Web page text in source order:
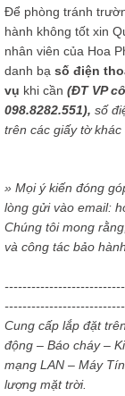
Để phòng tránh
hành không tốt xin
nhân viên của Hoa
danh bạ số điện
vụ khi cần (ĐT VP
098.8282.551), số
trên các giấy tờ
» Mọi ý kiến đóng
lòng gửi vào email:
Chúng tôi mong
và công tác bảo
Cung cấp lắp đặt
động – Báo cháy –
mạng LAN – Máy
lượng mặt trời.